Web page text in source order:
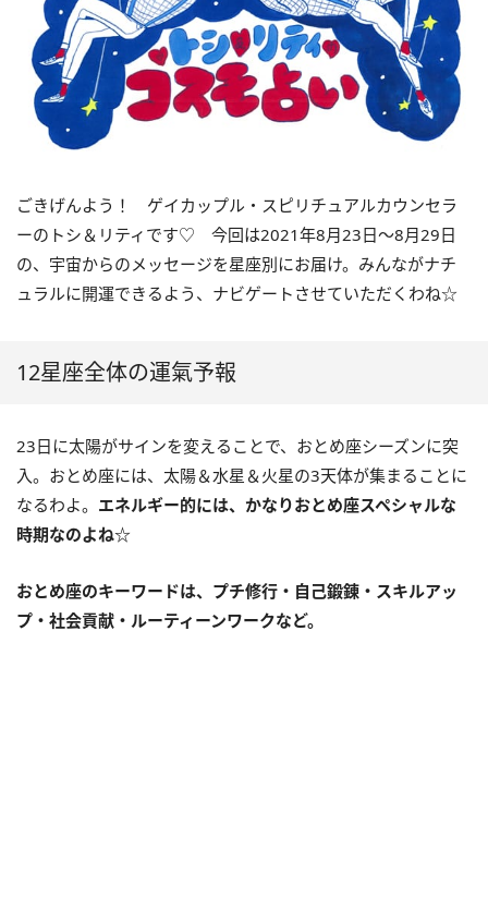
ごきげんよう！ ゲイカップル・スピリチュアルカウンセラ
ーのトシ＆リティです♡ 今回は2021年8月23日〜8月29日
の、宇宙からのメッセージを星座別にお届け。みんながナチ
ュラルに開運できるよう、ナビゲートさせていただくわね☆
12星座全体の運氣予報
23日に太陽がサインを変えることで、おとめ座シーズンに突
入。おとめ座には、太陽＆水星＆火星の3天体が集まることに
なるわよ。 エネルギー的には、かなりおとめ座スペシャルな
時期なのよね☆
おとめ座のキーワードは、プチ修行・自己鍛錬・スキルアッ
プ・社会貢献・ルーティーンワークなど。